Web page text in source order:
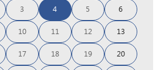
3 4 5 6
10 11 12 13
17 18 19 20